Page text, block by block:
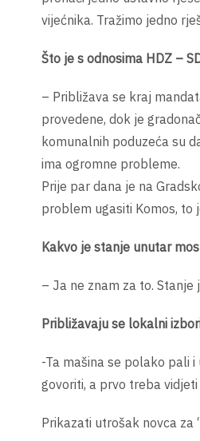
vijećnika. Tražimo jedno
Što je s odnosima HDZ –
– Približava se kraj
provedene, dok je
komunalnih poduzeća su
ima ogromne probleme.
Prije par dana je na
problem ugasiti Komos, to
Kakvo je stanje unutar
– Ja ne znam za to. Stanje
Približavaju se lokalni
-Ta mašina se polako pali
govoriti, a prvo treba
Prikazati utrošak novca za